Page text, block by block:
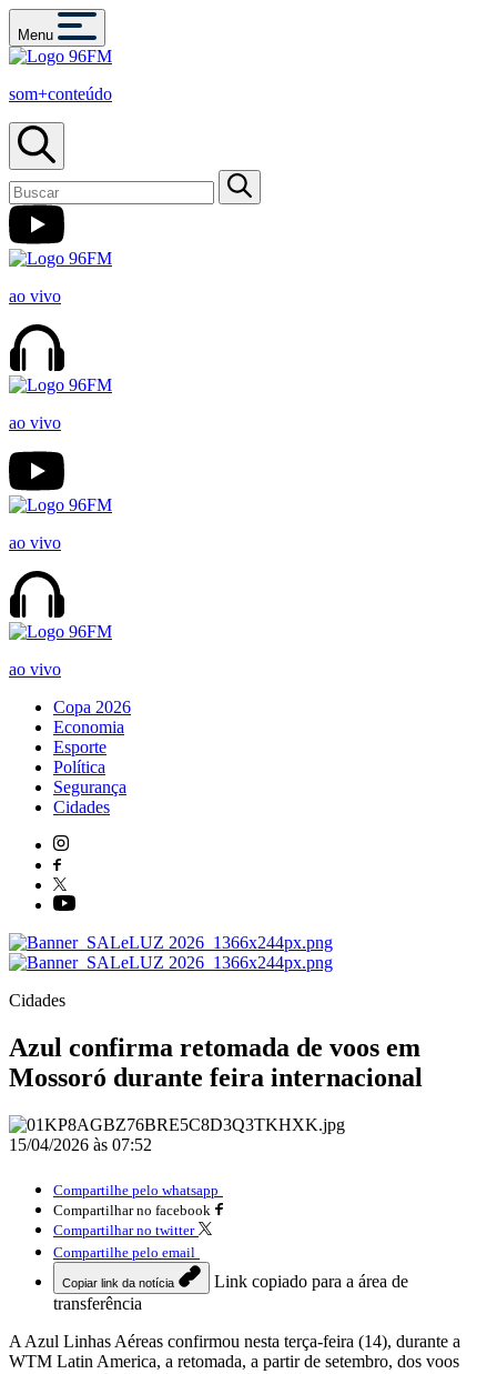
Menu
som+conteúdo
ao vivo
ao vivo
ao vivo
ao vivo
Copa 2026
Economia
Esporte
Política
Segurança
Cidades
Cidades
Azul confirma retomada de voos em
Mossoró durante feira internacional
15/04/2026 às 07:52
Compartilhe pelo whatsapp
Compartilhar no facebook
Compartilhar no twitter
Compartilhe pelo email
Copiar link da notícia
Link copiado para a área de
transferência
A Azul Linhas Aéreas confirmou nesta terça-feira (14), durante a
WTM Latin America, a retomada, a partir de setembro, dos voos